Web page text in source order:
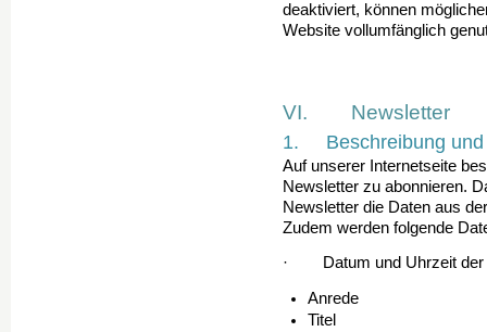
deaktiviert, können
Website vollumfänglich
VI. Newsletter
1. Beschreibung und
Auf unserer Internetseite
Newsletter zu abonnieren.
Newsletter die Daten aus
Zudem werden folgende
· Datum und Uhrzeit der
Anrede
Titel